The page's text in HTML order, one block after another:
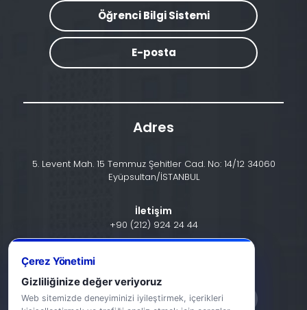
Öğrenci Bilgi Sistemi
E-posta
Adres
5. Levent Mah. 15 Temmuz Şehitler Cad. No: 14/12 34060
Eyüpsultan/İSTANBUL
İletişim
+90 (212) 924 24 44
Çerez Yönetimi
Gizliliğinize değer veriyoruz
Web sitemizde deneyiminizi iyileştirmek, içerikleri